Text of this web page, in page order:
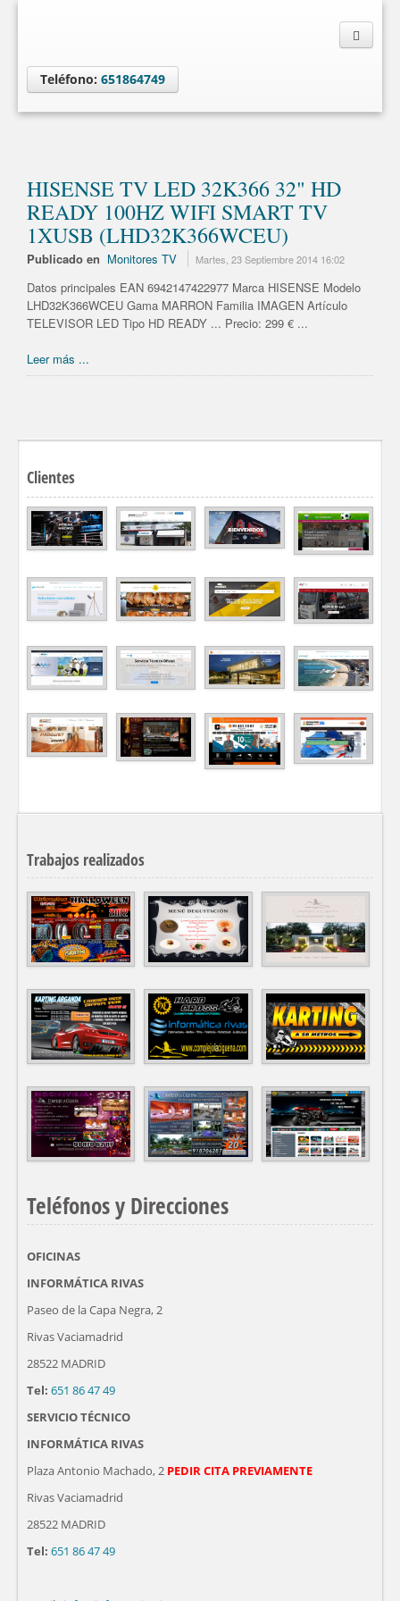
Teléfono: 651864749
HISENSE TV LED 32K366 32" HD
READY 100HZ WIFI SMART TV
1XUSB (LHD32K366WCEU)
Publicado en Monitores TV Martes, 23 Septiembre 2014 16:02
Datos principales EAN 6942147422977 Marca HISENSE Modelo
LHD32K366WCEU Gama MARRON Familia IMAGEN Artículo
TELEVISOR LED Tipo HD READY ... Precio: 299 € ...
Leer más ...
Clientes
Trabajos realizados
Teléfonos y Direcciones
OFICINAS
INFORMÁTICA RIVAS
Paseo de la Capa Negra, 2
Rivas Vaciamadrid
28522 MADRID
Tel: 651 86 47 49
SERVICIO TÉCNICO
INFORMÁTICA RIVAS
Plaza Antonio Machado, 2 PEDIR CITA PREVIAMENTE
Rivas Vaciamadrid
28522 MADRID
Tel: 651 86 47 49